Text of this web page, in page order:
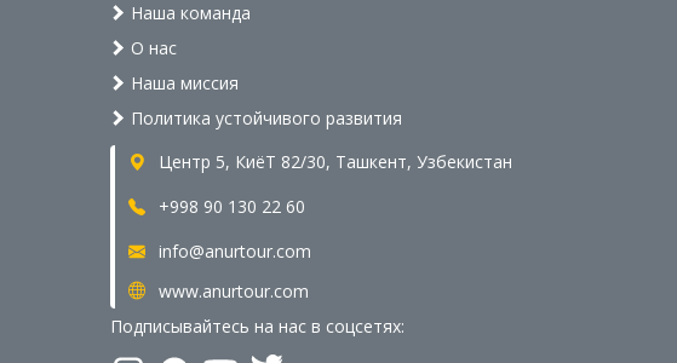
Наша команда
О нас
Наша миссия
Политика устойчивого развития
Центр 5, КиёТ 82/30, Ташкент, Узбекистан
+998 90 130 22 60
info@anurtour.com
www.anurtour.com
Подписывайтесь на нас в соцсетях: